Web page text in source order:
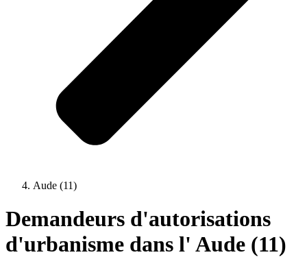
Aude (11)
Demandeurs d'autorisations
d'urbanisme dans l' Aude (11)